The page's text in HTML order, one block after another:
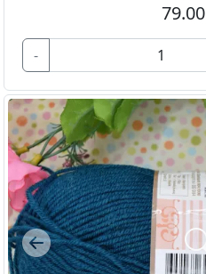
79.00
-
Previous